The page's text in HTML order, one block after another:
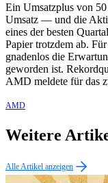
Ein Umsatzplus von
Umsatz — und die
eines der besten
Papier trotzdem ab.
gnadenlos die
geworden ist.
AMD meldete für das
AMD
Weitere
Alle Artikel anzeigen